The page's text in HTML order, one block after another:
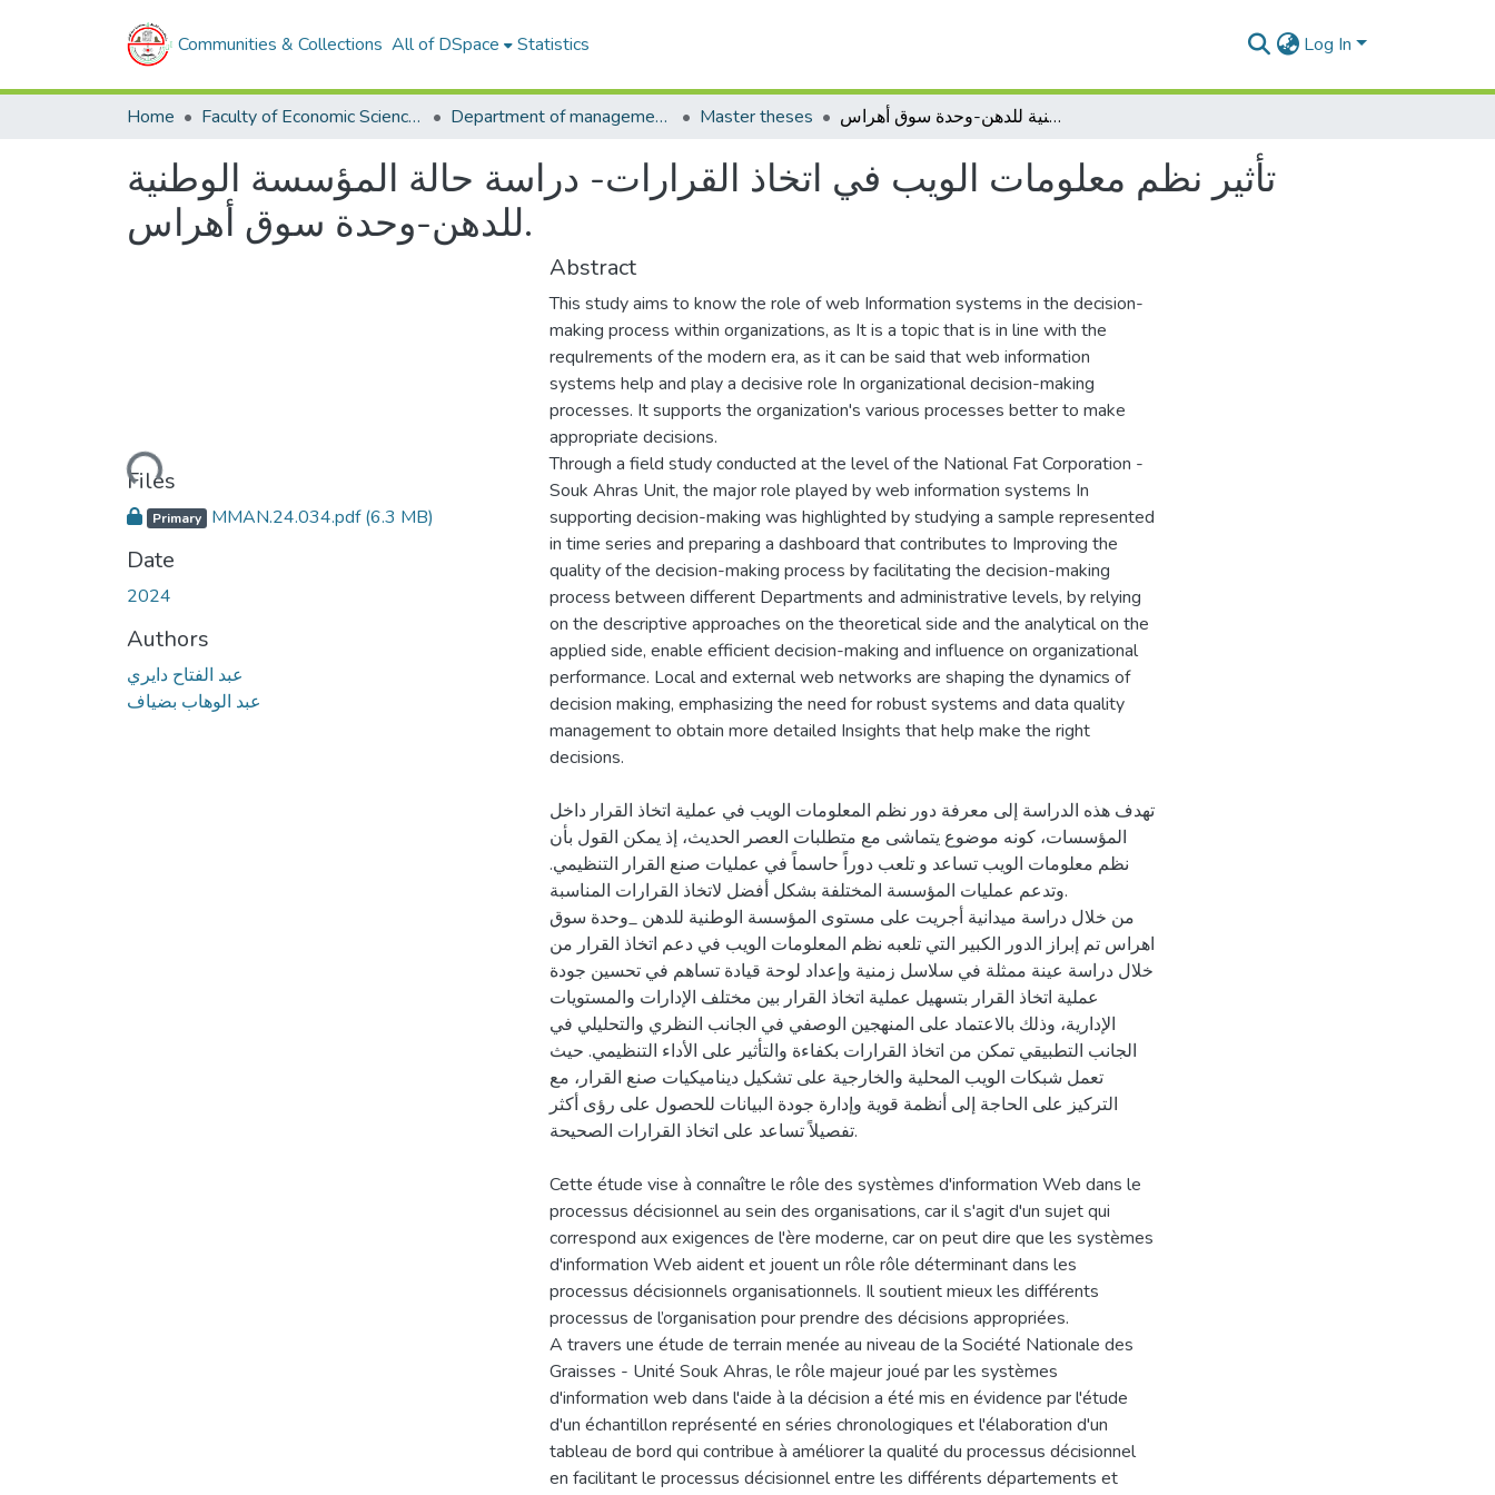
Communities & Collections All of DSpace Statistics Log In
Home Faculty of Economic Sciences, Commerce and Management Sciences Department of management sciences Master theses تأثير نظم معلومات الويب في اتخاذ القرارات- دراسة حالة المؤسسة الوطنية للدهن-وحدة سوق أهراس.
تأثير نظم معلومات الويب في اتخاذ القرارات- دراسة حالة المؤسسة الوطنية
للدهن-وحدة سوق أهراس.
Loading...
Files
Primary MMAN.24.034.pdf(6.3 MB)
Date
2024
Authors
عبد الفتاح دايري
عبد الوهاب بضياف
Abstract
This study aims to know the role of web Information systems in the decision-
making process within organizations, as It is a topic that is in line with the
requIrements of the modern era, as it can be said that web information
systems help and play a decisive role In organizational decision-making
processes. It supports the organization's various processes better to make
appropriate decisions.
Through a field study conducted at the level of the National Fat Corporation -
Souk Ahras Unit, the major role played by web information systems In
supporting decision-making was highlighted by studying a sample represented
in time series and preparing a dashboard that contributes to Improving the
quality of the decision-making process by facilitating the decision-making
process between different Departments and administrative levels, by relying
on the descriptive approaches on the theoretical side and the analytical on the
applied side, enable efficient decision-making and influence on organizational
performance. Local and external web networks are shaping the dynamics of
decision making, emphasizing the need for robust systems and data quality
management to obtain more detailed Insights that help make the right
decisions.
تهدف هذه الدراسة إلى معرفة دور نظم المعلومات الويب في عملیة اتخاذ القرار داخل
المؤسسات، كونه موضوع یتماشى مع متطلبات العصر الحديث، إذ يمكن القول بأن
نظم معلومات الويب تساعد و تلعب دوراً حاسماً في عمليات صنع القرار التنظيمي.
وتدعم عمليات المؤسسة المختلفة بشكل أفضل لاتخاذ القرارات المناسبة.
من خلال دراسة ميدانية أجريت على مستوى المؤسسة الوطنية للدهن _وحدة سوق
اهراس تم إبراز الدور الكبير التي تلعبه نظم المعلومات الويب في دعم اتخاذ القرار من
خلال دراسة عينة ممثلة في سلاسل زمنية وإعداد لوحة قيادة تساهم في تحسين جودة
عملية اتخاذ القرار بتسهيل عملية اتخاذ القرار بين مختلف الإدارات والمستويات
الإدارية، وذلك بالاعتماد على المنهجين الوصفي في الجانب النظري والتحليلي في
الجانب التطبيقي تمكن من اتخاذ القرارات بكفاءة والتأثير على الأداء التنظيمي. حيث
تعمل شبكات الويب المحلية والخارجية على تشكيل ديناميكيات صنع القرار، مع
التركيز على الحاجة إلى أنظمة قوية وإدارة جودة البيانات للحصول على رؤى أكثر
تفصيلاً تساعد على اتخاذ القرارات الصحيحة.
Cette étude vise à connaître le rôle des systèmes d'information Web dans le
processus décisionnel au sein des organisations, car il s'agit d'un sujet qui
correspond aux exigences de l'ère moderne, car on peut dire que les systèmes
d'information Web aident et jouent un rôle rôle déterminant dans les
processus décisionnels organisationnels. Il soutient mieux les différents
processus de l’organisation pour prendre des décisions appropriées.
A travers une étude de terrain menée au niveau de la Société Nationale des
Graisses - Unité Souk Ahras, le rôle majeur joué par les systèmes
d'information web dans l'aide à la décision a été mis en évidence par l'étude
d'un échantillon représenté en séries chronologiques et l'élaboration d'un
tableau de bord qui contribue à améliorer la qualité du processus décisionnel
en facilitant le processus décisionnel entre les différents départements et